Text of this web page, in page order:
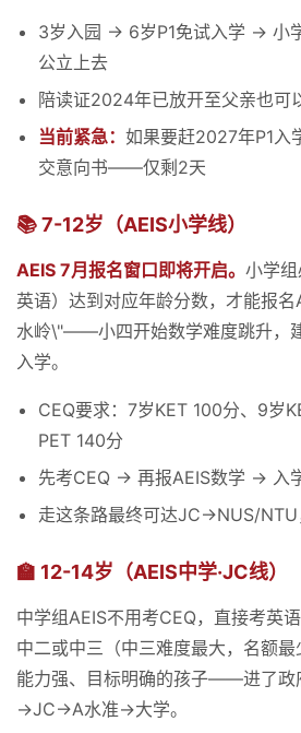
3岁入园 → 6岁P1免试入学 → 小
公立上去
陪读证2024年已放开至父亲也可
当前紧急： 如果要赶2027年P1入
交意向书——仅剩2天
📚 7-12岁（AEIS小学线）
AEIS 7月报名窗口即将开启。 小学
英语）达到对应年龄分数，才能报
水岭\"——小四开始数学难度跳升，
入学。
CEQ要求：7岁KET 100分、9岁
PET 140分
先考CEQ → 再报AEIS数学 → 入
走这条路最终可达JC→NUS/
🏫 12-14岁（AEIS中学·JC线）
中学组AEIS不用考CEQ，直接考英
中二或中三（中三难度最大，名额
能力强、目标明确的孩子——进了政
→JC→A水准→大学。